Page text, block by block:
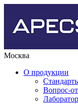
Москва
О продукции
Вопрос-